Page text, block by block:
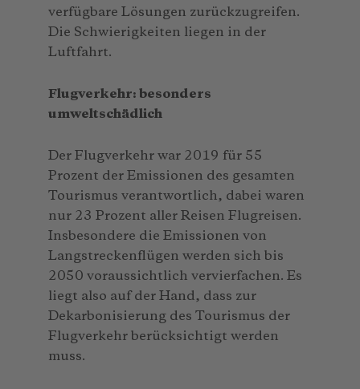
verfügbare Lösungen zurückzugreifen.
Die Schwierigkeiten liegen in der
Luftfahrt.
Flugverkehr: besonders
umweltschädlich
Der Flugverkehr war 2019 für 55
Prozent der Emissionen des gesamten
Tourismus verantwortlich, dabei waren
nur 23 Prozent aller Reisen Flugreisen.
Insbesondere die Emissionen von
Langstreckenflügen werden sich bis
2050 voraussichtlich vervierfachen. Es
liegt also auf der Hand, dass zur
Dekarbonisierung des Tourismus der
Flugverkehr berücksichtigt werden
muss.